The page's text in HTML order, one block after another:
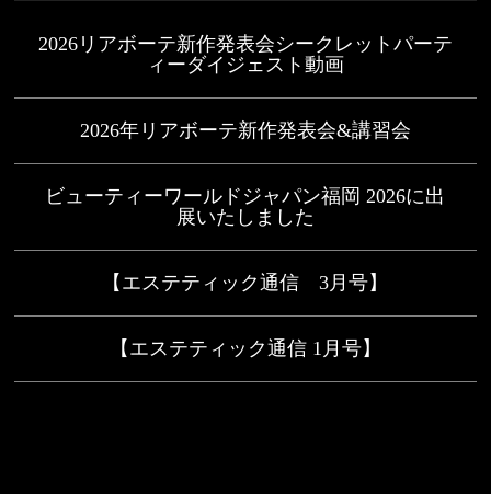
2026リアボーテ新作発表会シークレットパーテ
ィーダイジェスト動画
2026年リアボーテ新作発表会&講習会
ビューティーワールドジャパン福岡 2026に出
展いたしました
【エステティック通信 3月号】
【エステティック通信 1月号】